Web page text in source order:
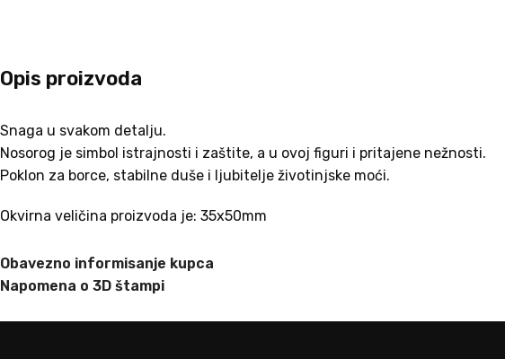
Opis proizvoda
Snaga u svakom detalju.
Nosorog je simbol istrajnosti i zaštite, a u ovoj figuri i pritajene nežnosti.
Poklon za borce, stabilne duše i ljubitelje životinjske moći.
Okvirna veličina proizvoda je: 35x50mm
Obavezno informisanje kupca
Napomena o 3D štampi